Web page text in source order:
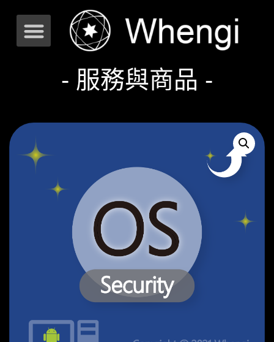
- 服務與商品 -